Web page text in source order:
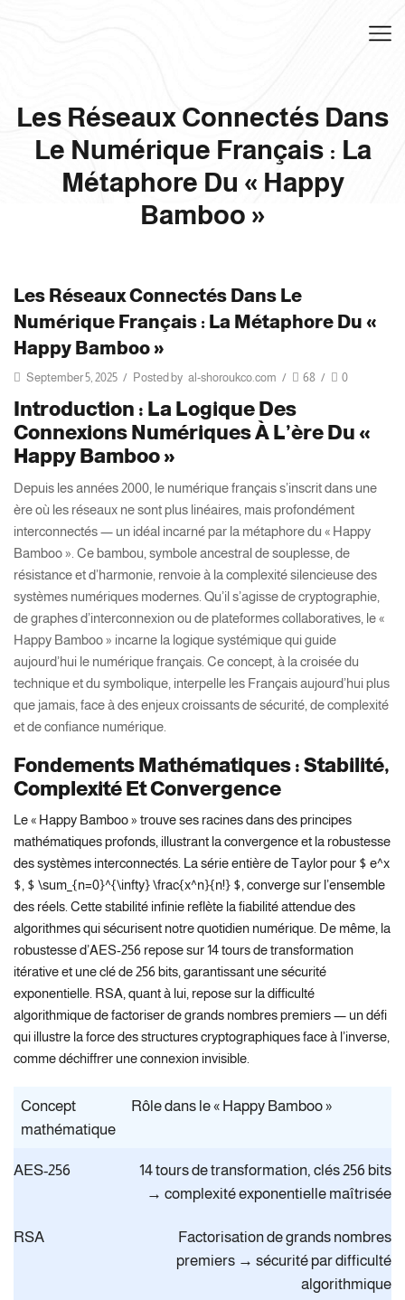
Les Réseaux Connectés Dans
Le Numérique Français : La
Métaphore Du « Happy
Bamboo »
Les Réseaux Connectés Dans Le
Numérique Français : La Métaphore Du «
Happy Bamboo »
September 5, 2025 / Posted by al-shoroukco.com / 68 / 0
Introduction : La Logique Des
Connexions Numériques À L’ère Du «
Happy Bamboo »
Depuis les années 2000, le numérique français s’inscrit dans une
ère où les réseaux ne sont plus linéaires, mais profondément
interconnectés — un idéal incarné par la métaphore du « Happy
Bamboo ». Ce bambou, symbole ancestral de souplesse, de
résistance et d’harmonie, renvoie à la complexité silencieuse des
systèmes numériques modernes. Qu’il s’agisse de cryptographie,
de graphes d’interconnexion ou de plateformes collaboratives, le «
Happy Bamboo » incarne la logique systémique qui guide
aujourd’hui le numérique français. Ce concept, à la croisée du
technique et du symbolique, interpelle les Français aujourd’hui plus
que jamais, face à des enjeux croissants de sécurité, de complexité
et de confiance numérique.
Fondements Mathématiques : Stabilité,
Complexité Et Convergence
Le « Happy Bamboo » trouve ses racines dans des principes
mathématiques profonds, illustrant la convergence et la robustesse
des systèmes interconnectés. La série entière de Taylor pour $ e^x
$, $ \sum_{n=0}^{\infty} \frac{x^n}{n!} $, converge sur l’ensemble
des réels. Cette stabilité infinie reflète la fiabilité attendue des
algorithmes qui sécurisent notre quotidien numérique. De même, la
robustesse d’AES-256 repose sur 14 tours de transformation
itérative et une clé de 256 bits, garantissant une sécurité
exponentielle. RSA, quant à lui, repose sur la difficulté
algorithmique de factoriser de grands nombres premiers — un défi
qui illustre la force des structures cryptographiques face à l’inverse,
comme déchiffrer une connexion invisible.
Concept
mathématique
Rôle dans le « Happy Bamboo »
AES-256
14 tours de transformation, clés 256 bits
→ complexité exponentielle maîtrisée
RSA
Factorisation de grands nombres
premiers → sécurité par difficulté
algorithmique